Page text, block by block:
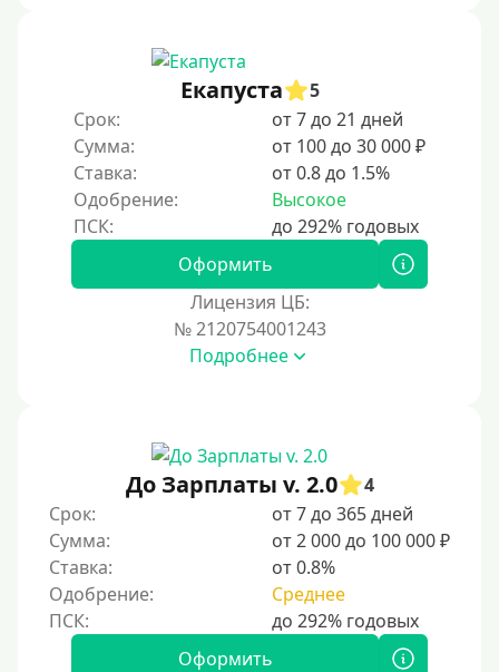
Цель
На Новый Год
Для исправления кредитной истории
На погашение других займов
До зарплаты
Без документов
По ИНН
По загранпаспорту
По военному билету
По водительскому удостоверению
Екапуста
5
Срок:
от 7 до 21 дней
Сумма:
от 100 до 30 000 ₽
Ставка:
от 0.8 до 1.5%
Одобрение:
Высокое
Оформить
Лицензия ЦБ:
№ 2120754001243
Подробнее
До Зарплаты v. 2.0
4
Срок:
от 7 до 365 дней
Сумма:
от 2 000 до 100 000 ₽
Ставка:
от 0.8%
Одобрение:
Среднее
Оформить